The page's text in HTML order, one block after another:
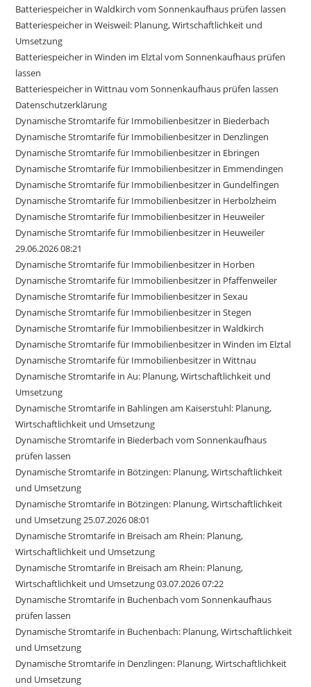
Batteriespeicher in Waldkirch vom Sonnenkaufhaus prüfen lassen
Batteriespeicher in Weisweil: Planung, Wirtschaftlichkeit und
Umsetzung
Batteriespeicher in Winden im Elztal vom Sonnenkaufhaus prüfen
lassen
Batteriespeicher in Wittnau vom Sonnenkaufhaus prüfen lassen
Datenschutzerklärung
Dynamische Stromtarife für Immobilienbesitzer in Biederbach
Dynamische Stromtarife für Immobilienbesitzer in Denzlingen
Dynamische Stromtarife für Immobilienbesitzer in Ebringen
Dynamische Stromtarife für Immobilienbesitzer in Emmendingen
Dynamische Stromtarife für Immobilienbesitzer in Gundelfingen
Dynamische Stromtarife für Immobilienbesitzer in Herbolzheim
Dynamische Stromtarife für Immobilienbesitzer in Heuweiler
Dynamische Stromtarife für Immobilienbesitzer in Heuweiler
29.06.2026 08:21
Dynamische Stromtarife für Immobilienbesitzer in Horben
Dynamische Stromtarife für Immobilienbesitzer in Pfaffenweiler
Dynamische Stromtarife für Immobilienbesitzer in Sexau
Dynamische Stromtarife für Immobilienbesitzer in Stegen
Dynamische Stromtarife für Immobilienbesitzer in Waldkirch
Dynamische Stromtarife für Immobilienbesitzer in Winden im Elztal
Dynamische Stromtarife für Immobilienbesitzer in Wittnau
Dynamische Stromtarife in Au: Planung, Wirtschaftlichkeit und
Umsetzung
Dynamische Stromtarife in Bahlingen am Kaiserstuhl: Planung,
Wirtschaftlichkeit und Umsetzung
Dynamische Stromtarife in Biederbach vom Sonnenkaufhaus
prüfen lassen
Dynamische Stromtarife in Bötzingen: Planung, Wirtschaftlichkeit
und Umsetzung
Dynamische Stromtarife in Bötzingen: Planung, Wirtschaftlichkeit
und Umsetzung 25.07.2026 08:01
Dynamische Stromtarife in Breisach am Rhein: Planung,
Wirtschaftlichkeit und Umsetzung
Dynamische Stromtarife in Breisach am Rhein: Planung,
Wirtschaftlichkeit und Umsetzung 03.07.2026 07:22
Dynamische Stromtarife in Buchenbach vom Sonnenkaufhaus
prüfen lassen
Dynamische Stromtarife in Buchenbach: Planung, Wirtschaftlichkeit
und Umsetzung
Dynamische Stromtarife in Denzlingen: Planung, Wirtschaftlichkeit
und Umsetzung